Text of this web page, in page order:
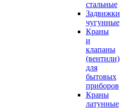
стальные
Задвижки
чугунные
Краны
и
клапаны
(вентили)
для
бытовых
приборов
Краны
латунные